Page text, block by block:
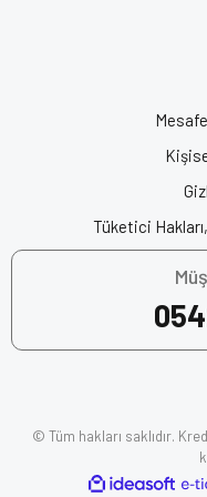
Kask, Motor Kaskı, Kask
Fiyatları, Motosiklet
Fiyatları, Origine Kask,
Tüketici
© Tüm hakları saklıdır.